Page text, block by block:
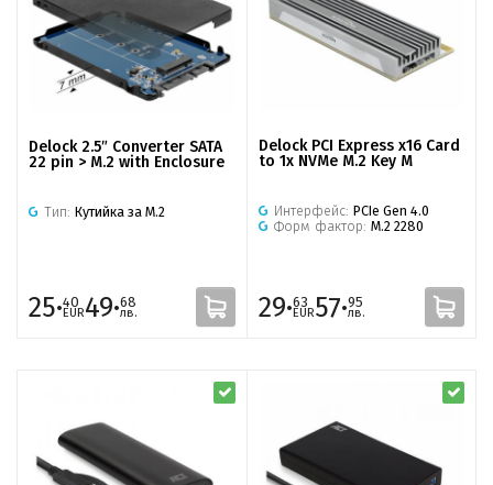
Delock 2.5″ Converter SATA
22 pin > M.2 with Enclosure
Тип: Кутийка за M.2
25·40
EUR49·68
лв.
Delock PCI Express x16 Card
to 1x NVMe M.2 Key M
Интерфейс: PCIe Gen 4.0
Форм фактор: M.2 2280
29·63
EUR57·95
лв.